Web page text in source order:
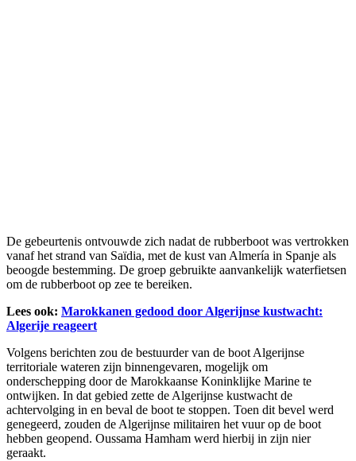
De gebeurtenis ontvouwde zich nadat de rubberboot was vertrokken
vanaf het strand van Saïdia, met de kust van Almería in Spanje als
beoogde bestemming. De groep gebruikte aanvankelijk waterfietsen
om de rubberboot op zee te bereiken.
Lees ook: Marokkanen gedood door Algerijnse kustwacht:
Algerije reageert
Volgens berichten zou de bestuurder van de boot Algerijnse
territoriale wateren zijn binnengevaren, mogelijk om
onderschepping door de Marokkaanse Koninklijke Marine te
ontwijken. In dat gebied zette de Algerijnse kustwacht de
achtervolging in en beval de boot te stoppen. Toen dit bevel werd
genegeerd, zouden de Algerijnse militairen het vuur op de boot
hebben geopend. Oussama Hamham werd hierbij in zijn nier
geraakt.